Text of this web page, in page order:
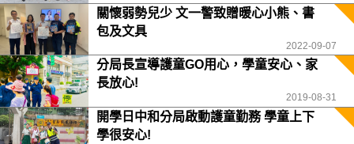
關懷弱勢兒少 文一警致贈暖心小熊、書
包及文具
2022-09-07
分局長宣導護童GO用心，學童安心、家
長放心!
2019-08-31
開學日中和分局啟動護童勤務 學童上下
學很安心!